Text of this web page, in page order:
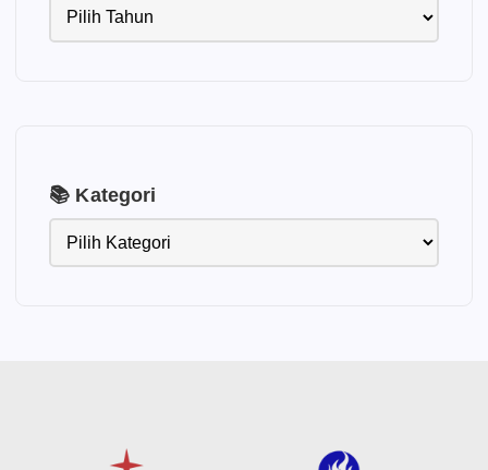
📚 Kategori